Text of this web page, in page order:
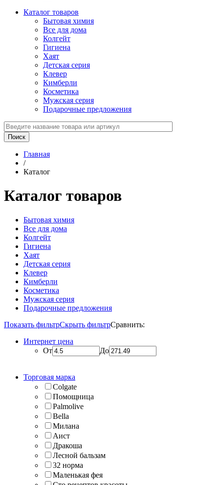
Каталог товаров
Бытовая химия
Все для дома
Колгейт
Гигиена
Хаят
Детская серия
Клевер
Кимберли
Косметика
Мужская серия
Подарочные предложения
Главная
/
Каталог
Каталог товаров
Бытовая химия
Все для дома
Колгейт
Гигиена
Хаят
Детская серия
Клевер
Кимберли
Косметика
Мужская серия
Подарочные предложения
Показать фильтрСкрыть фильтрСравнить:
Интернет цена
От
До
Торговая марка
Colgate
Помощница
Palmolive
Bella
Милана
Аист
Дракоша
Лесной бальзам
32 норма
Маленькая фея